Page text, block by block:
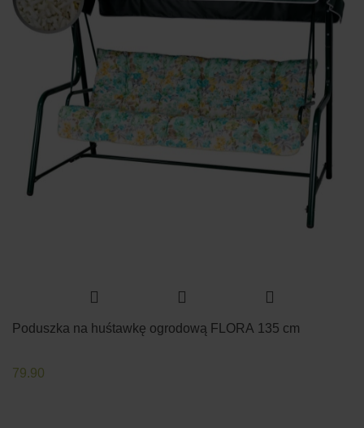
Poduszka na huśtawkę ogrodową FLORA 135 cm
79.90